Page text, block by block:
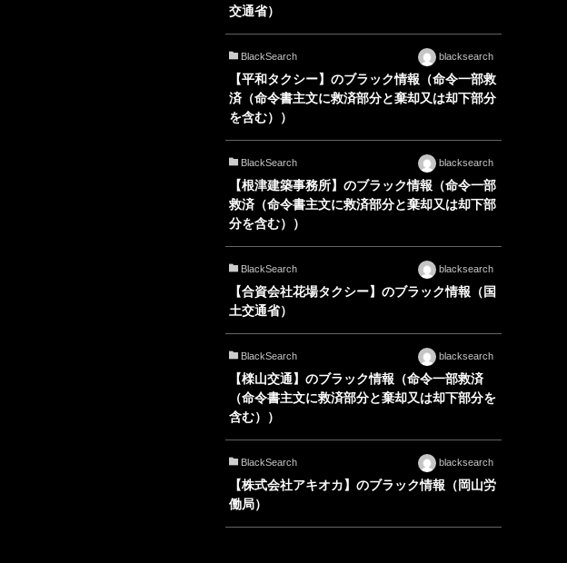
交通省）
BlackSearch blacksearch
【平和タクシー】のブラック情報（命令一部救
済（命令書主文に救済部分と棄却又は却下部分
を含む））
BlackSearch blacksearch
【根津建築事務所】のブラック情報（命令一部
救済（命令書主文に救済部分と棄却又は却下部
分を含む））
BlackSearch blacksearch
【合資会社花場タクシー】のブラック情報（国
土交通省）
BlackSearch blacksearch
【檪山交通】のブラック情報（命令一部救済
（命令書主文に救済部分と棄却又は却下部分を
含む））
BlackSearch blacksearch
【株式会社アキオカ】のブラック情報（岡山労
働局）